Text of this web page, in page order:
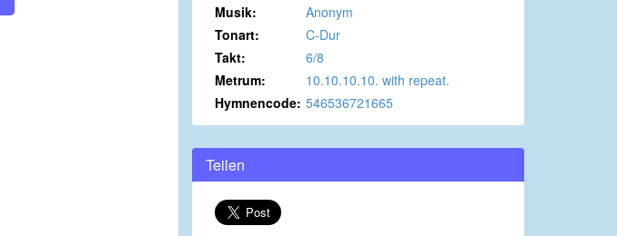
Musik:
Anonym
Tonart:
C-Dur
Takt:
6/8
Metrum:
10.10.10.10. with repeat.
Hymnencode: 546536721665
Teilen